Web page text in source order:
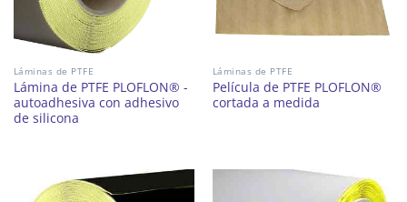
Láminas de PTFE
Lámina de PTFE PLOFLON® -
autoadhesiva con adhesivo
de silicona
Láminas de PTFE
Película de PTFE PLOFLON®
cortada a medida